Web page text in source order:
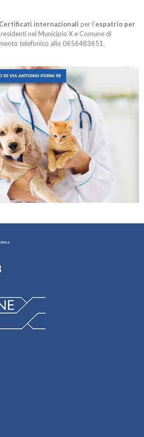
internazionali per l’espatrio per
nel Municipio X e Comune di
telefonico allo 0656483651.